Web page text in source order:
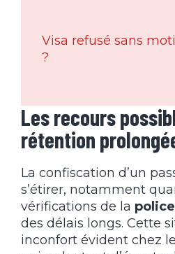
Visa refusé sans
?
Les recours
rétention
La confiscation d’un
s’étirer, notamment
vérifications de la police
des délais longs. Cette
inconfort évident chez